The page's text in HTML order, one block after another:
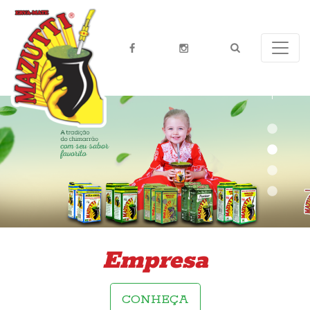
Empresa
CONHEÇA